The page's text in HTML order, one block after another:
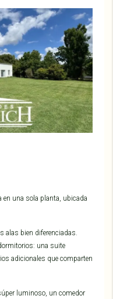
en una sola planta, ubicada
alas bien diferenciadas.
una suite
adicionales que comparten
luminoso, un comedor